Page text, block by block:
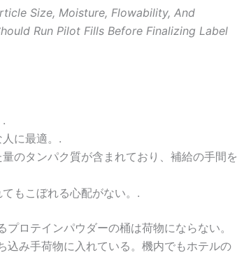
Size, Moisture, Flowability, And
Run Pilot Fills Before Finalizing Label
に最適。.
のタンパク質が含まれており、補給の手間を
もこぼれる心配がない。.
ロテインパウダーの桶は荷物にならない。
込み手荷物に入れている。機内でもホテルの